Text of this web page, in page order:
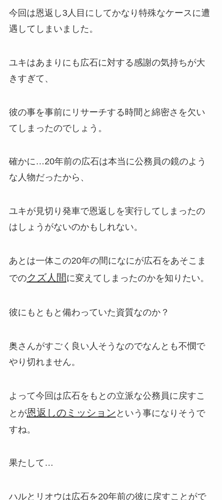
今回は恩返し3人目にしてかなり特殊なケースに遭
遇してしまいました。
ユキはあまりにも広石に対する感謝の気持ちが大
きすぎて、
彼の事を事前にリサーチする時間と綿密さを欠い
てしまったのでしょう。
確かに…20年前の広石は本当に公務員の鏡のよう
な人物だったから、
ユキが見切り発車で恩返しを実行してしまったの
はしょうがないのかもしれない。
あとは一体この20年の間になにが広石をあそこま
でのクズ人間 に変えてしまったのかを知りたい。
彼にもともと備わっていた資質なのか？
奥さんがすごく良い人そうなのでなんとも不憫で
やり切れません。
よって今回は広石をもとの立派な公務員に戻すこ
とが恩返しのミッション という事になりそうで
すね。
果たして…
ハルとリオウは広石を20年前の彼に戻すことがで